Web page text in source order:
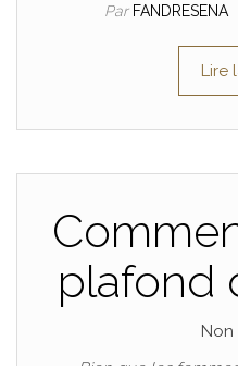
Par FANDRESENA
Lire
plafond
Non